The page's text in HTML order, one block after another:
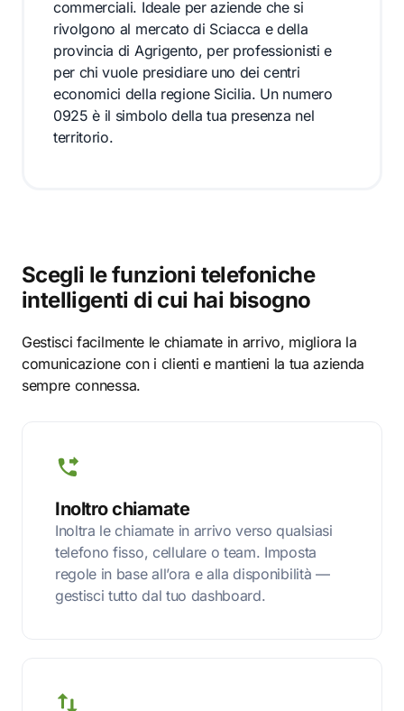
commerciali. Ideale per aziende che si
rivolgono al mercato di Sciacca e della
provincia di Agrigento, per professionisti e
per chi vuole presidiare uno dei centri
economici della regione Sicilia. Un numero
0925 è il simbolo della tua presenza nel
territorio.
Scegli le funzioni telefoniche
intelligenti di cui hai bisogno
Gestisci facilmente le chiamate in arrivo, migliora la
comunicazione con i clienti e mantieni la tua azienda
sempre connessa.
Inoltro chiamate
Inoltra le chiamate in arrivo verso qualsiasi
telefono fisso, cellulare o team. Imposta
regole in base all’ora e alla disponibilità —
gestisci tutto dal tuo dashboard.